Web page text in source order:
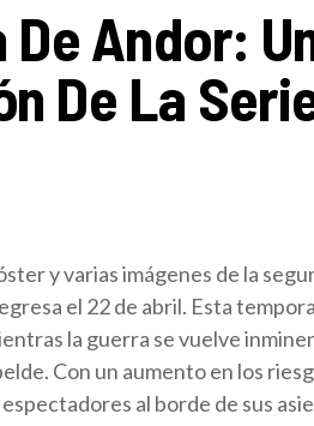
Andor:
De La
y varias imágenes de la
el 22 de abril. Esta
la guerra se vuelve
Con un aumento en los
al borde de sus